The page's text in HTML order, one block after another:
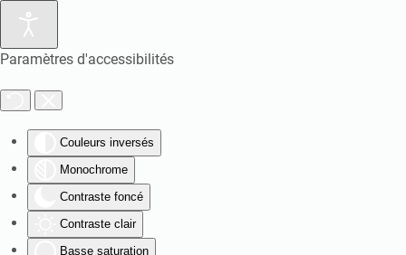
Paramètres d'accessibilités
Couleurs inversés
Monochrome
Contraste foncé
Contraste clair
Basse saturation